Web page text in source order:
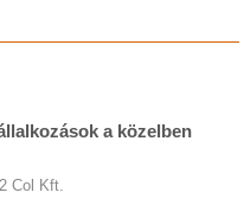
a közelben
Col Kft.